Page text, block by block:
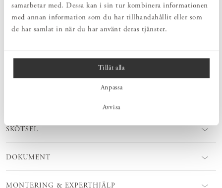
samarbetar med. Dessa kan i sin tur kombinera informationen
med annan information som du har tillhandahållit eller som
de har samlat in när du har använt deras tjänster.
Tillåt alla
Anpassa
Avvisa
eller varför inte i gästrummet. Välj längd på Kroklist Rundad
beroende på hur många krokar du behöver. Kroklist Rundad kan fås
själv. Ytbehandlingsprodukter finns att köpa hos oss!
SKÖTSEL
DOKUMENT
MONTERING & EXPERTHJÄLP